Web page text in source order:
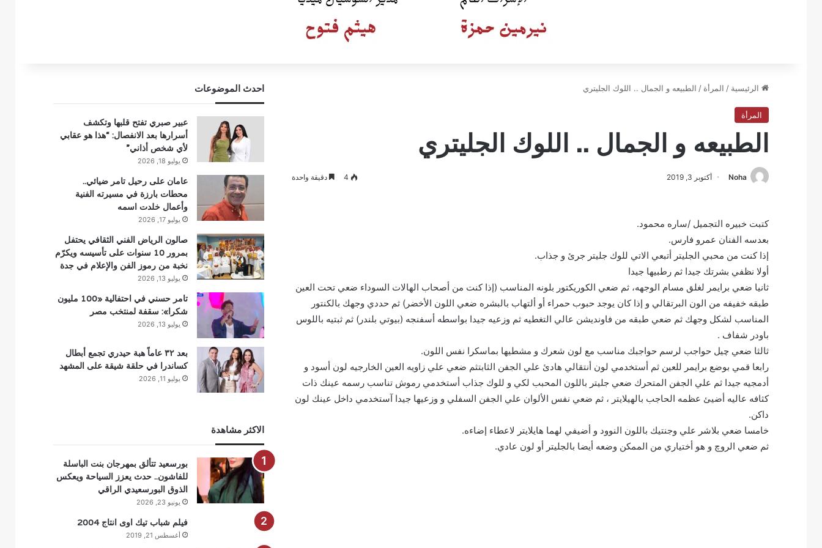
الرئيسية / المرأة / الطبيعه و الجمال .. اللوك الجليتري
المرأة
الطبيعه و الجمال .. اللوك الجليتري
Noha أكتوبر 3, 2019 4 دقيقة واحدة
كتبت خبيره التجميل /ساره محمود.
بعدسه الفنان عمرو فارس.
إذا كنت من محبي الجليتر أتبعي الاتي للوك جليتر جرئ و جذاب.
أولا نظفي بشرتك جيدا ثم رطبيها جيدا
ثانيا ضعي برايمر لغلق مسام الوجهه، ثم ضعي الكوريكتور بلونه المناسب (إذا كنت من أصحاب الهالات السوداء ضعي تحت العين
طبقه خفيفه من الون البرتقالي و إذا كان يوجد حبوب حمراء أو ألتهاب بالبشره ضعي اللون الأخضر) ثم حددي وجهك بالكنتور
المناسب لشكل وجهك ثم ضعي طبقه من فاونديشن عالي التغطيه ثم وزعيه جيدا بواسطه أسفنجه (بيوتي بلندر) ثم ثبتيه باللوس
باودر شفاف .
ثالثا ضعي چيل حواجب لرسم حواجبك مناسب مع لون شعرك و مشطيها بماسكرا نفس اللون.
رابعا قمي بوضع برايمر للعين ثم أستخدمي لون أنتقالي هادئ علي الجفن الثابتثم ضعي علي زاويه العين الخارجيه لون أسود و
أدمجيه جيدا ثم علي الجفن المتحرك ضعي جليتر باللون المحبب لكي و للوك جذاب أستخدمي رموش تناسب رسمه عينك ذات
كثافه عاليه أضيئ عظمه الحاجب بالهيلايتر ، ثم ضعي نفس الألوان علي الجفن السفلي و وزعيها جيدا آستخدمي داخل عينك لون
داكن.
خامسا ضعي بلاشر علي وجنتيك باللون النوود و أضيفي لهما هايلايتر لاعطاء إضاءه.
ثم ضعي الروچ و هو أختياري من الممكن وضعه أيضا بالجليتر أو لون عادي.
احدث الموضوعات
عبير صبري تفتح قلبها وتكشف
أسرارها بعد الانفصال: “هذا هو عقابي
لأي شخص أذاني”
يوليو 18, 2026
عامان على رحيل تامر ضيائي..
محطات بارزة في مسيرته الفنية
وأعمال خلدت اسمه
يوليو 17, 2026
صالون الرياض الفني الثقافي يحتفل
بمرور 10 سنوات على تأسيسه ويكرّم
نخبة من رموز الفن والإعلام في جدة
يوليو 13, 2026
تامر حسني في احتفالية «100 مليون
شكرا»: سقفة لمنتخب مصر
يوليو 13, 2026
بعد ٣٢ عاماً هبة حيدري تجمع أبطال
كساندرا في حلقة شيقة على المشهد
يوليو 11, 2026
الاكثر مشاهدة
بورسعيد تتألق بمهرجان بنت الباسلة
للفاشون.. حدث يعزز السياحة ويعكس
الذوق البورسعيدي الراقي
يونيو 23, 2026
فيلم شباب تيك اوى انتاج 2004
أغسطس 21, 2019